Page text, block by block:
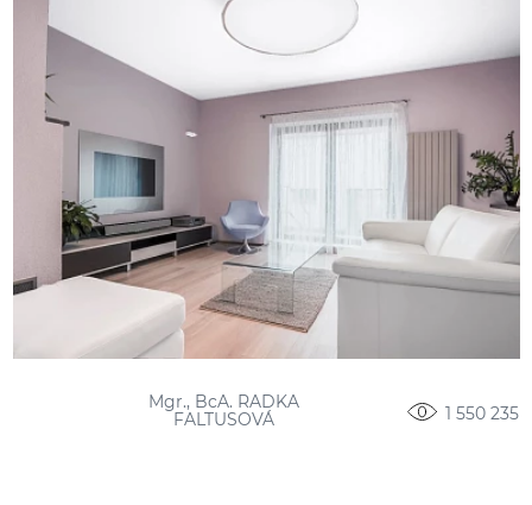
Mgr., BcA. RADKA
FALTUSOVÁ
1 550 235